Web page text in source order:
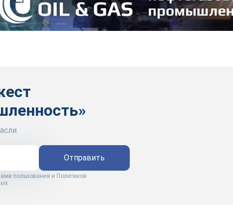
пользования и Политикой
Отправить